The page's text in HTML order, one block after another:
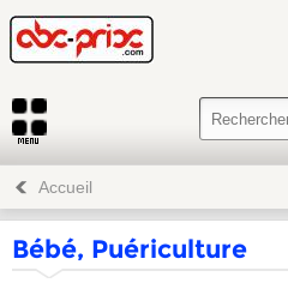
Accueil
Bébé, Puériculture